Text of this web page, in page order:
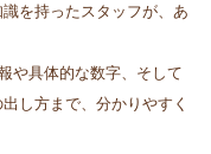
を持ったスタッフが、あ
や具体的な数字、そして
し方まで、分かりやすく